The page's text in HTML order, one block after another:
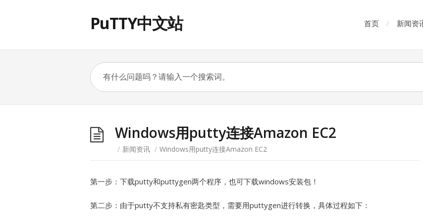
PuTTY中文站 首页 新闻资
Windows用putty连接Amazon EC2
/ 新闻资讯 / Windows用putty连接Amazon EC2
第一步：下载putty和puttygen两个程序，也可下载windows安装包！
第二步：由于putty不支持私有密匙类型，需要用puttygen进行转换，具体过程如下：